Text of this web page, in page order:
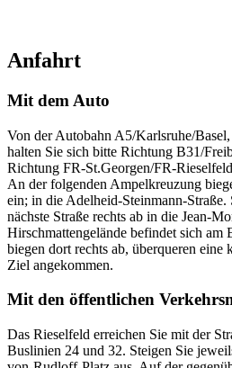
Anfahrt
Mit dem Auto
Von der Autobahn A5/Karlsruhe/
halten Sie sich bitte Richtung B31/
Richtung FR-St.Georgen/FR-
An der folgenden Ampelkreuzung
ein; in die Adelheid-Steinmann-
nächste Straße rechts ab in die Jean-
Hirschmattengelände befindet sich am
biegen dort rechts ab, überqueren
Ziel angekommen.
Mit den öffentlichen
Das Rieselfeld erreichen Sie mit der
Buslinien 24 und 32. Steigen Sie